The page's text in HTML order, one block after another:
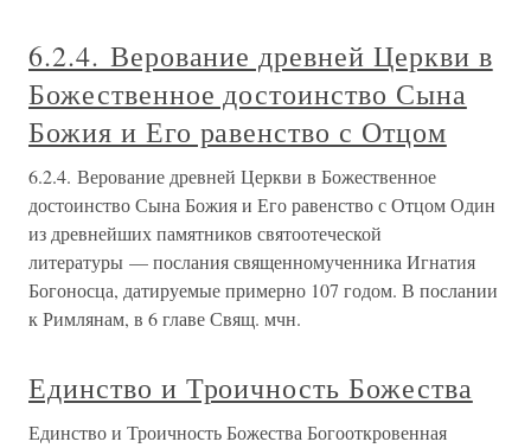
6.2.4. Верование древней Церкви в
Божественное достоинство Сына
Божия и Его равенство с Отцом
6.2.4. Верование древней Церкви в Божественное
достоинство Сына Божия и Его равенство с Отцом Один
из древнейших памятников святоотеческой
литературы — послания священномученника Игнатия
Богоносца, датируемые примерно 107 годом. В послании
к Римлянам, в 6 главе Свящ. мчн.
Единство и Троичность Божества
Единство и Троичность Божества Богооткровенная